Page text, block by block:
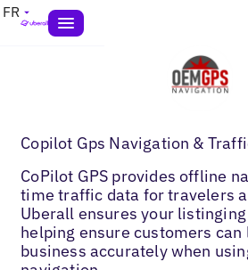
FR
Copilot Gps Navigation &
CoPilot GPS provides offline
time traffic data for travelers
Uberall ensures your
helping ensure customers can
business accurately when